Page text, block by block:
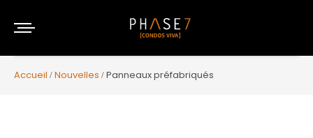
Accueil Nouvelles Panneaux préfabriqués